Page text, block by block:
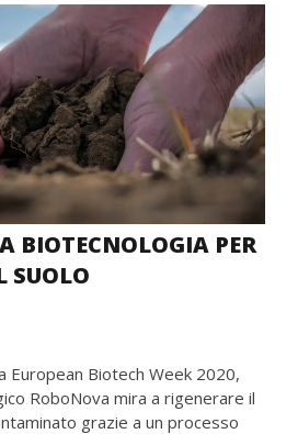
BIOTECNOLOGIA PER
SUOLO
European Biotech Week 2020,
RoboNova mira a rigenerare il
grazie a un processo